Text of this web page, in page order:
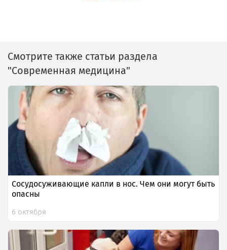
Смотрите также статьи раздела
"Современная медицина"
Сосудосуживающие капли в нос. Чем они могут быть
опасны
6 октября